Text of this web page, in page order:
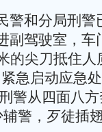
和分局刑警
副驾驶室，车
的尖刀抵住人
急启动应急
警从四面八
警，歹徒插